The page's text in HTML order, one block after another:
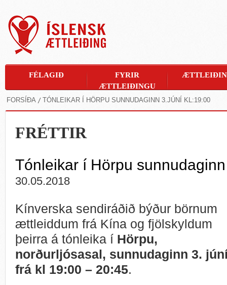
FORSÍÐA TÓNLEIKAR Í HÖRPU SUNNUDAGINN 3.JÚNÍ KL:19:00
FRÉTTIR
Tónleikar í Hörpu
30.05.2018
Kínverska sendiráðið býður börnum
ættleiddum frá Kína og fjölskyldum
þeirra á tónleika í Hörpu,
norðurljósasal, sunnudaginn 3.
frá kl 19:00 – 20:45.
FÉLAGIÐ
FYRIR
ÆTTLEIÐINGU